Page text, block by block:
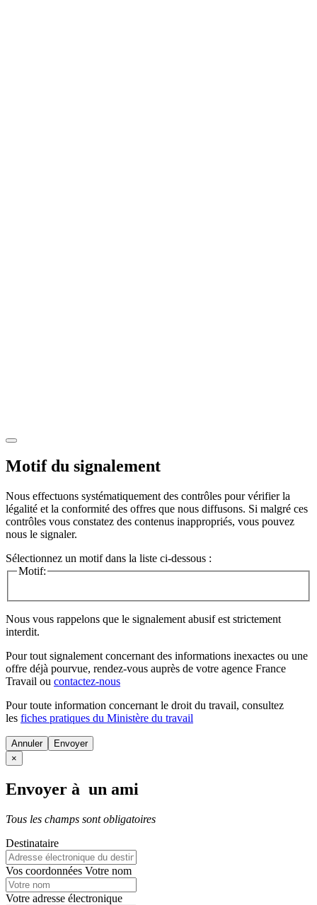
Motif du signalement
Nous effectuons systématiquement des contrôles pour vérifier la
légalité et la conformité des offres que nous diffusons. Si malgré ces
contrôles vous constatez des contenus inappropriés, vous pouvez
nous le signaler.
Sélectionnez un motif dans la liste ci-dessous :
Motif:
Nous vous rappelons que le signalement abusif est strictement
interdit.
Pour tout signalement concernant des informations inexactes ou une
offre déjà pourvue, rendez-vous auprès de votre agence France
Travail ou contactez-nous
Pour toute information concernant le droit du travail, consultez
les fiches pratiques du Ministère du travail
Annuler
×
Envoyer à un ami
Tous les champs sont obligatoires
Destinataire
Vos coordonnées Votre nom
Votre adresse électronique